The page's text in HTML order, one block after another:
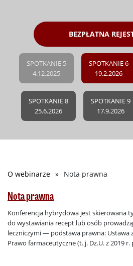
BEZPŁATNA
SPOTKANIE 5
4.12.2025
SPOTKANIE 6
19.2.2026
SPOTKANIE 8
25.6.2026
SPOTKANIE 9
17.9.2026
Ścieżka
nawigacyjna
O webinarze Nota prawna
Nota prawna
Konferencja hybrydowa jest skierowana
do wystawiania recept lub osób
leczniczymi — podstawa prawna: Ustawa
Prawo farmaceutyczne (t. j. Dz.U. z 2019 r.